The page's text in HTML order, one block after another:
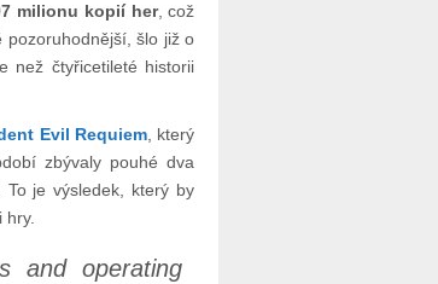
milionu kopií her, což
pozoruhodnější, šlo již o
než čtyřicetileté historii
Evil Requiem, který
zbývaly pouhé dva
To je výsledek, který by
hry.
and operating